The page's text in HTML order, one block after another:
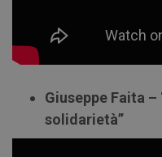
Giuseppe Faita
solidarietà”